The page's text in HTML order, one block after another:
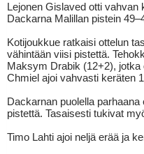
Lejonen Gislaved otti
Dackarna Malillan pistein
Kotijoukkue ratkaisi ottelun
vähintään viisi pistettä.
Maksym Drabik (12+2),
Chmiel ajoi vahvasti keräten
Dackarnan puolella
pistettä. Tasaisesti tukivat
Timo Lahti ajoi neljä erää ja